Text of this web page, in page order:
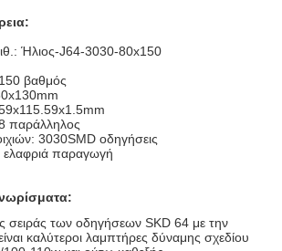
Ήλιος-J64-3030-80x150
βαθμός
παράλληλος
3030SMD οδηγήσεις
ελαφριά παραγωγή
σειράς των οδηγήσεων SKD 64 με την
καλύτεροι λαμπτήρες δύναμης σχεδίου